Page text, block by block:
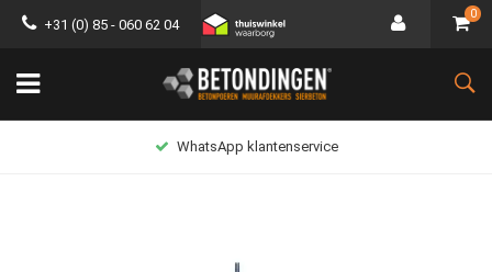
+31 (0) 85 - 060 62 04
0
Lage verzendkosten